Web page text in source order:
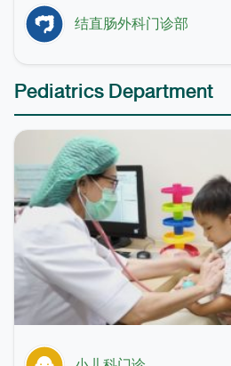
结直肠外科门诊部
Pediatrics Department